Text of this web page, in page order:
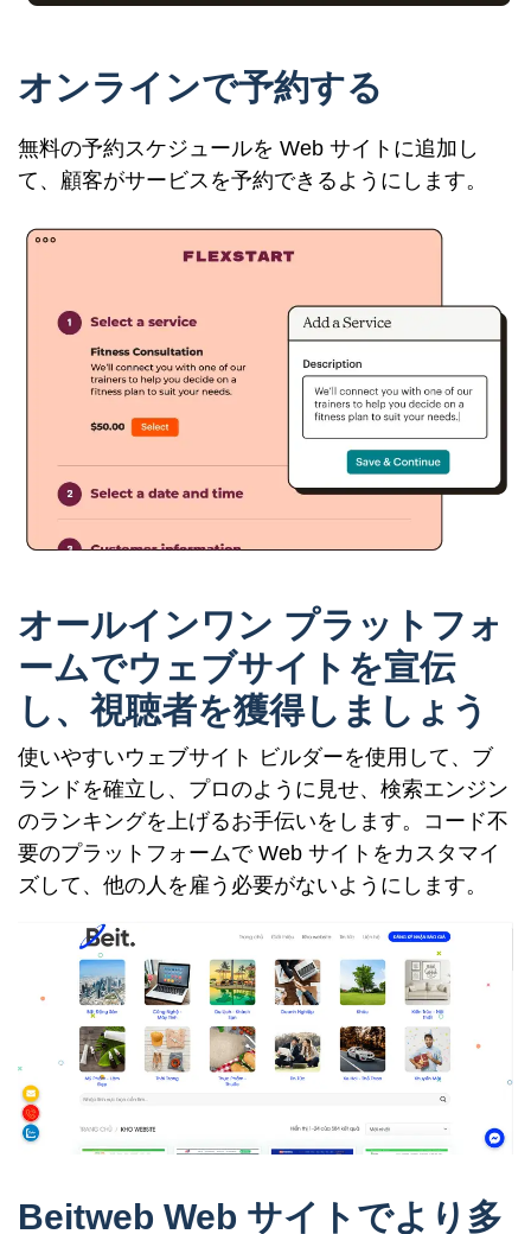
オンラインで予約する
無料の予約スケジュールを Web サイトに追加し
て、顧客がサービスを予約できるようにします。
オールインワン プラットフォ
ームでウェブサイトを宣伝
し、視聴者を獲得しましょう
使いやすいウェブサイト ビルダーを使用して、ブ
ランドを確立し、プロのように見せ、検索エンジン
のランキングを上げるお手伝いをします。コード不
要のプラットフォームで Web サイトをカスタマイ
ズして、他の人を雇う必要がないようにします。
Beitweb Web サイトでより多